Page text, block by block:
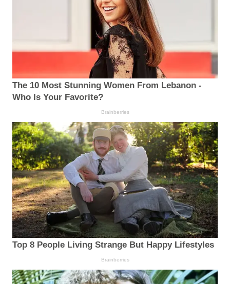
The 10 Most Stunning Women From Lebanon -
Who Is Your Favorite?
Brainberries
Top 8 People Living Strange But Happy Lifestyles
Brainberries